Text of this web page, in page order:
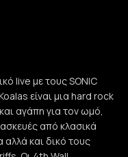
live με τους SONIC
είναι μια hard rock
αγάπη για τον ωμό,
από κλασικά
και δικό τους